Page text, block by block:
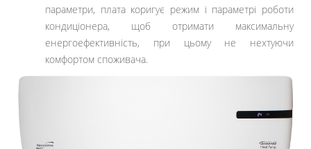
параметри, плата коригує режим і параметрі роботи
кондиціонера, щоб отримати максимальну
енергоефективність, при цьому не нехтуючи
комфортом споживача.